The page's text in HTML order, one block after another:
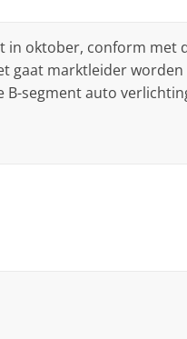
in oktober, conform met
gaat marktleider
segment auto